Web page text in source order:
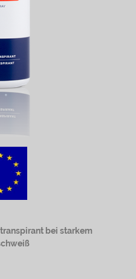
bei starkem